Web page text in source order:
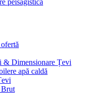
peisagistică
& Dimensionare Țevi
apă caldă
Brut